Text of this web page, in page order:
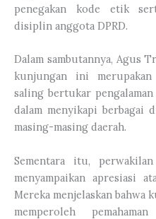
penegakan kode etik
disiplin anggota DPRD.
Dalam sambutannya, Agus
kunjungan ini
saling bertukar
dalam menyikapi berbagai
masing-masing daerah.
Sementara itu,
menyampaikan apresiasi
Mereka menjelaskan
memperoleh